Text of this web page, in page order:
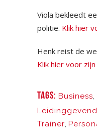
Viola bekleedt
politie. Klik hier
Henk reist de
Klik hier voor
TAGS: Business,
Trainer,